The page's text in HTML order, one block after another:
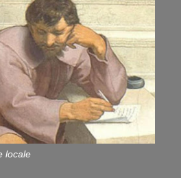
locale